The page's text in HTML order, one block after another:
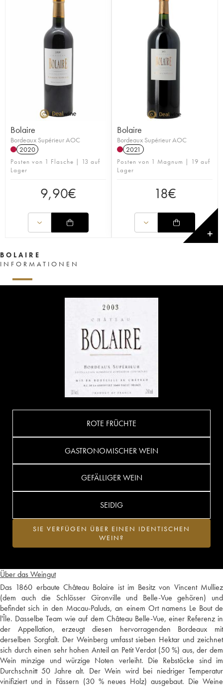
Bolaire
Bordeaux Supérieur AOC
2020
Posten von 1 Flasche | 13 auf
Lager
9,90€
Bolaire
Bordeaux Supérieur AOC
2021
Posten von 1 Magnum | 19 auf
Lager
18€
✕
BOLAIRE
INFORMATIONEN
Über das Weingut
Das 1860 erbaute Château Bolaire ist im Besitz von Vincent Mulliez
(dem auch die Schlösser Gironville und Belle-Vue gehören) und
befindet sich in den Macau-Paluds, an einem Ort namens Le Bout de
l'Île. Dasselbe Team wie auf dem Château Belle-Vue, einer Referenz in
der Appellation, erzeugt diesen hervorragenden Bordeaux mit
derselben Sorgfalt. Der Weinberg umfasst sieben Hektar und zeichnet
sich durch einen sehr hohen Anteil an Petit Verdot (50 %) aus, der dem
Wein minzige und würzige Noten verleiht. Die Rebstöcke sind im
Durchschnitt 50 Jahre alt. Der Wein wird bei niedriger Temperatur
vinifiziert und in Fässern (30 % neues Holz) ausgebaut. Die Weine
ROTE FRÜCHTE
GASTRONOMISCHER WEIN
GEFÄLLIGER WEIN
SEIDIG
SIE VERFÜGEN ÜBER EINEN IDENTISCHEN
WEIN?